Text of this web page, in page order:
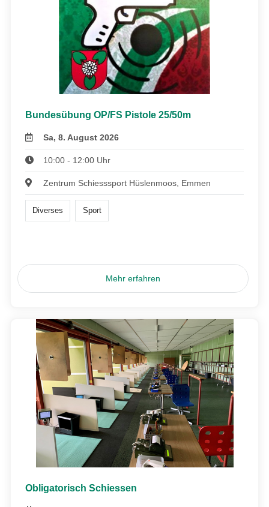
Bundesübung OP/FS Pistole 25/50m
Sa, 8. August 2026
10:00 - 12:00 Uhr
Zentrum Schiesssport Hüslenmoos, Emmen
Diverses Sport
Mehr erfahren
Obligatorisch Schiessen